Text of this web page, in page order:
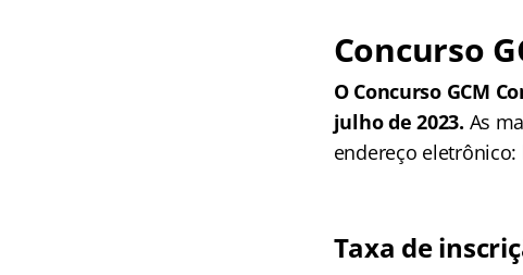
Concurso
O Concurso GCM
julho de 2023. As
endereço
Taxa de